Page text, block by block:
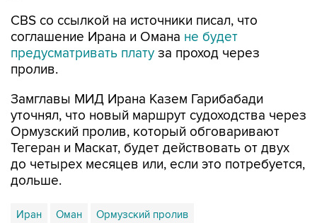
CBS со ссылкой на источники писал, что
соглашение Ирана и Омана не будет
предусматривать плату за проход через
пролив.
Замглавы МИД Ирана Казем Гарибабади
уточнял, что новый маршрут судоходства через
Ормузский пролив, который обговаривают
Тегеран и Маскат, будет действовать от двух
до четырех месяцев или, если это потребуется,
дольше.
Иран Оман Ормузский пролив